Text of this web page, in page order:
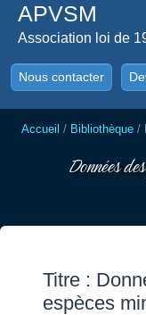
AllerAPVSM
Association loi de
Nous contacter
Accueil / Bibliothèque /
Données
Titre :
espèces